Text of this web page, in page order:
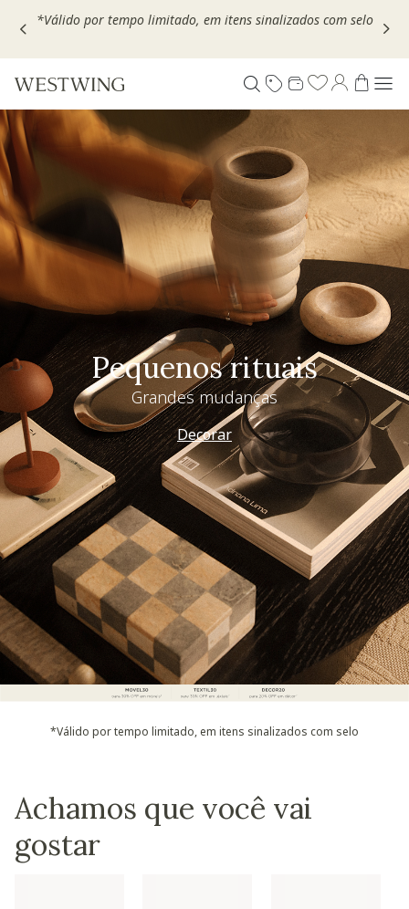
Escolha seu VOUCHER e ganhe até 30% OFF*: useMOVEL30,
Pequenos rituais
Grandes mudanças
Decorar
*Válido por tempo limitado, em itens sinalizados com selo
Achamos que você vai
gostar